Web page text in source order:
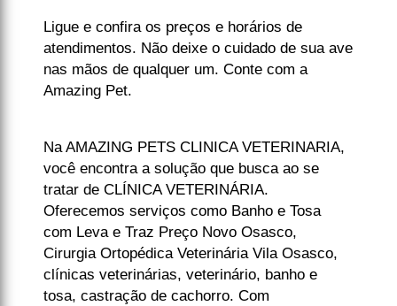
Ligue e confira os preços e horários de
atendimentos. Não deixe o cuidado de sua ave
nas mãos de qualquer um. Conte com a
Amazing Pet.
Na AMAZING PETS CLINICA VETERINARIA,
você encontra a solução que busca ao se
tratar de CLÍNICA VETERINÁRIA.
Oferecemos serviços como Banho e Tosa
com Leva e Traz Preço Novo Osasco,
Cirurgia Ortopédica Veterinária Vila Osasco,
clínicas veterinárias, veterinário, banho e
tosa, castração de cachorro. Com